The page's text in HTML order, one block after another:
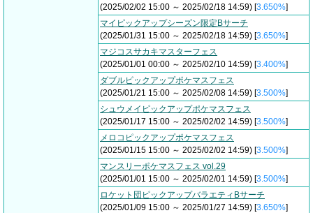
(2025/02/02 15:00 ～ 2025/02/18 14:59) [3.650%]
マイピックアップシーズン限定Bサーチ
(2025/01/31 15:00 ～ 2025/02/18 14:59) [3.650%]
マジコスサカキマスターフェス
(2025/01/01 00:00 ～ 2025/02/10 14:59) [3.400%]
ダブルピックアップポケマスフェス
(2025/01/21 15:00 ～ 2025/02/08 14:59) [3.500%]
シュウメイピックアップポケマスフェス
(2025/01/17 15:00 ～ 2025/02/02 14:59) [3.500%]
メロコピックアップポケマスフェス
(2025/01/15 15:00 ～ 2025/02/02 14:59) [3.500%]
マンスリーポケマスフェス vol.29
(2025/01/01 15:00 ～ 2025/02/01 14:59) [3.500%]
ロケット団ピックアップバラエティBサーチ
(2025/01/09 15:00 ～ 2025/01/27 14:59) [3.650%]